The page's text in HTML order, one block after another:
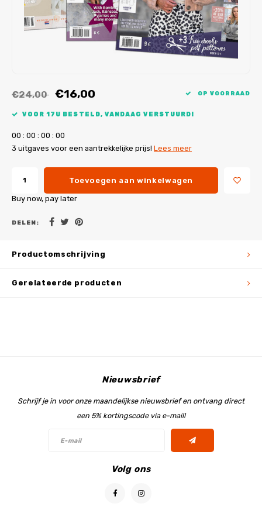
My Image tutorials
My Image rectificaties
B-Trendy rectificaties
Gratis naaipatronen
PDF-Printservice
€24,00 €16,00 OP VOORRAAD
VOOR 17U BESTELD, VANDAAG VERSTUURD!
00 : 00 : 00 : 00
3 uitgaves voor een aantrekkelijke prijs! Lees meer
Toevoegen aan winkelwagen
Buy now, pay later
DELEN:
Productomschrijving
Gerelateerde producten
Nieuwsbrief
Schrijf je in voor onze maandelijkse nieuwsbrief en ontvang direct
een 5% kortingscode via e-mail!
Volg ons